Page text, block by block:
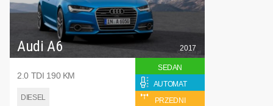
Audi A6
2.0 TDI 190 KM
DIESEL
2017
SEDAN
AUTOMAT
PRZEDNI